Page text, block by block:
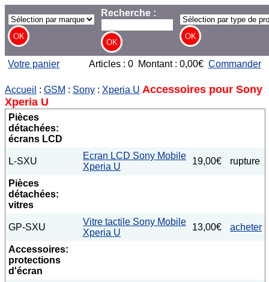
Recherche :
Votre panier Articles : 0 Montant : 0,00€ Commander
Accueil : GSM : Sony : Xperia U Accessoires pour Sony
Xperia U
Pièces
détachées:
écrans LCD
L-SXU
Ecran LCD Sony Mobile
Xperia U
19,00€ rupture
Pièces
détachées:
vitres
GP-SXU
Vitre tactile Sony Mobile
Xperia U
13,00€ acheter
Accessoires:
protections
d'écran